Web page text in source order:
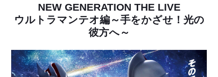
NEW GENERATION THE LIVE
ウルトラマンテオ編～手をかざせ！光の
彼方へ～